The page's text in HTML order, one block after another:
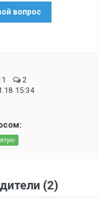
вопрос
2
15:34
(2)